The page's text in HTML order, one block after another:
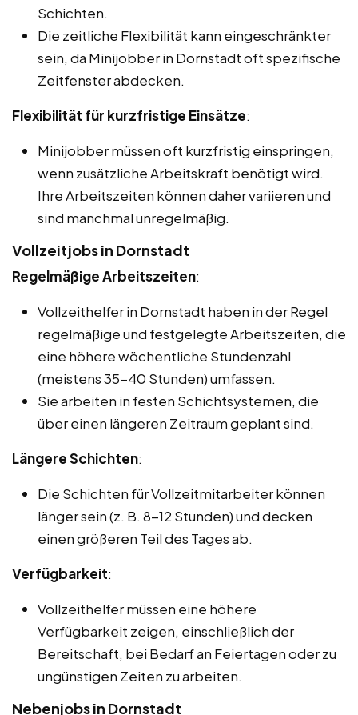
Schichten.
Die zeitliche Flexibilität kann eingeschränkter
sein, da Minijobber in Dornstadt oft spezifische
Zeitfenster abdecken.
Flexibilität für kurzfristige Einsätze:
Minijobber müssen oft kurzfristig einspringen,
wenn zusätzliche Arbeitskraft benötigt wird.
Ihre Arbeitszeiten können daher variieren und
sind manchmal unregelmäßig.
Vollzeitjobs in Dornstadt
Regelmäßige Arbeitszeiten:
Vollzeithelfer in Dornstadt haben in der Regel
regelmäßige und festgelegte Arbeitszeiten, die
eine höhere wöchentliche Stundenzahl
(meistens 35-40 Stunden) umfassen.
Sie arbeiten in festen Schichtsystemen, die
über einen längeren Zeitraum geplant sind.
Längere Schichten:
Die Schichten für Vollzeitmitarbeiter können
länger sein (z. B. 8-12 Stunden) und decken
einen größeren Teil des Tages ab.
Verfügbarkeit:
Vollzeithelfer müssen eine höhere
Verfügbarkeit zeigen, einschließlich der
Bereitschaft, bei Bedarf an Feiertagen oder zu
ungünstigen Zeiten zu arbeiten.
Nebenjobs in Dornstadt